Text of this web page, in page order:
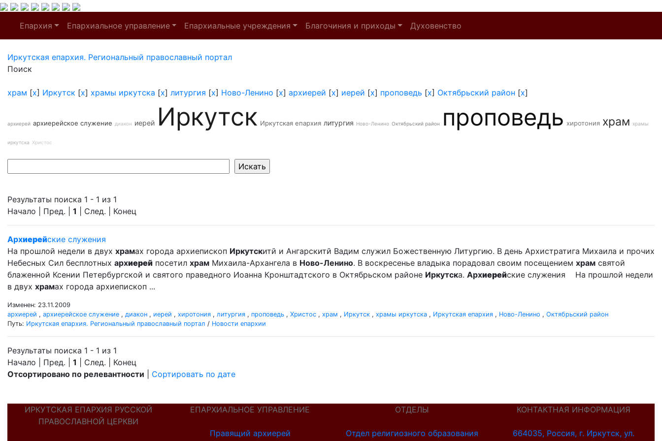
Епархия Епархиальное управление Епархиальные учреждения Благочиния и приходы Духовенство
Иркутская епархия. Региональный православный портал
Поиск
храм [x] Иркутск [x] храмы иркутска [x] литургия [x] Ново-Ленино [x] архиерей [x] иерей [x] проповедь [x] Октябрьский район [x]
архиерей архиерейское служение диакон иерей Иркутск Иркутская епархия литургия Ново-Ленино Октябрьский район проповедь хиротония храм храмы
иркутска Христос
Результаты поиска 1 - 1 из 1
Начало | Пред. | 1 | След. | Конец
Архиерейские служения
На прошлой недели в двух храмах города архиепископ Иркутскитй и Ангарскитй Вадим служил Божественную Литургию. В день Архистратига Михаила и прочих
Небесных Сил бесплотных архиерей посетил храм Михаила-Архангела в Ново-Ленино. В воскресенье владыка порадовал своим посещением храм святой
блаженной Ксении Петербургской и святого праведного Иоанна Кронштадтского в Октябрьском районе Иркутска. Архиерейские служения На прошлой недели
в двух храмах города архиепископ ...
Изменен: 23.11.2009
архиерей , архиерейское служение , диакон , иерей , хиротония , литургия , проповедь , Христос , храм , Иркутск , храмы иркутска , Иркутская епархия , Ново-Ленино , Октябрьский район
Путь: Иркутская епархия. Региональный православный портал / Новости епархии
Результаты поиска 1 - 1 из 1
Начало | Пред. | 1 | След. | Конец
Отсортировано по релевантности
Сортировать по дате
ИРКУТСКАЯ ЕПАРХИЯ РУССКОЙ
ПРАВОСЛАВНОЙ ЦЕРКВИ
ЕПАРХИАЛЬНОЕ УПРАВЛЕНИЕ
Правящий архиерей
ОТДЕЛЫ
Отдел религиозного образования
КОНТАКТНАЯ ИНФОРМАЦИЯ
664035, Россия, г. Иркутск, ул.